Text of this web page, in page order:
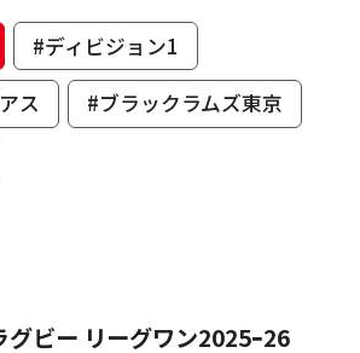
#ディビジョン1
ス
#ブラックラムズ東京
ビー リーグワン2025ｰ26